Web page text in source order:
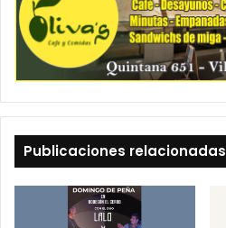
Publicaciones relacionadas